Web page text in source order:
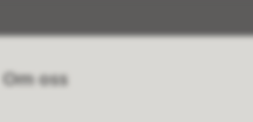
Om oss